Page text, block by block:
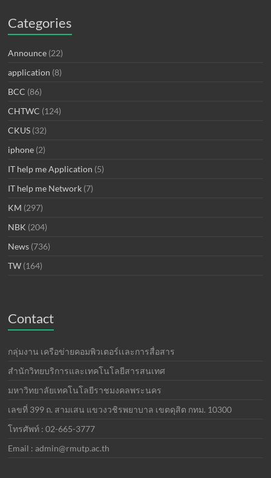
Categories
Announce (22)
application (8)
BCC (86)
CHTWC (124)
CKUS (32)
iphone (2)
IT help me Application (5)
IT help me Network (7)
KM (297)
NBK (204)
News (736)
TW (164)
Contact
กลุ่มงาน เครือข่ายคอมพิวเตอร์เเละการสื่อสาร
สำนักวิทยบริการและเทคโนโลยีสารสนเทศ
มหาวิทยาลัยเทคโนโลยีราชมงคลพระนคร
เลขที่ 399 ถ. สามเสน แขวงวชิรพยาบาล เขตดุสิต กทม. 10300
โทรศัพท์ : 02-665-3777
Email : admin@rmutp.ac.th